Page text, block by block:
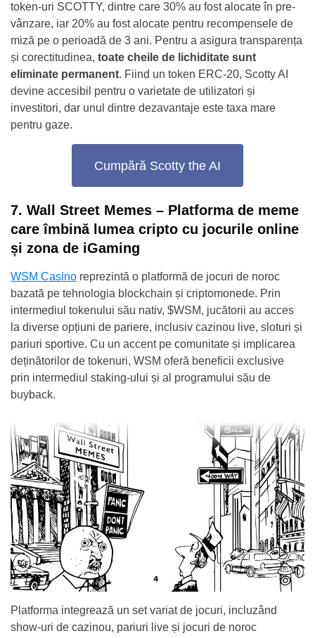
token-uri SCOTTY, dintre care 30% au fost alocate în pre-
vânzare, iar 20% au fost alocate pentru recompensele de
miză pe o perioadă de 3 ani. Pentru a asigura transparența
și corectitudinea, toate cheile de lichiditate sunt
eliminate permanent. Fiind un token ERC-20, Scotty AI
devine accesibil pentru o varietate de utilizatori și
investitori, dar unul dintre dezavantaje este taxa mare
pentru gaze.
Cumpără Scotty the AI
7. Wall Street Memes – Platforma de meme
care îmbină lumea cripto cu jocurile online
și zona de iGaming
WSM Casino reprezintă o platformă de jocuri de noroc
bazată pe tehnologia blockchain și criptomonede. Prin
intermediul tokenului său nativ, $WSM, jucătorii au acces
la diverse opțiuni de pariere, inclusiv cazinou live, sloturi și
pariuri sportive. Cu un accent pe comunitate și implicarea
deținătorilor de tokenuri, WSM oferă beneficii exclusive
prin intermediul staking-ului și al programului său de
buyback.
Platforma integrează un set variat de jocuri, incluzând
show-uri de cazinou, pariuri live și jocuri de noroc